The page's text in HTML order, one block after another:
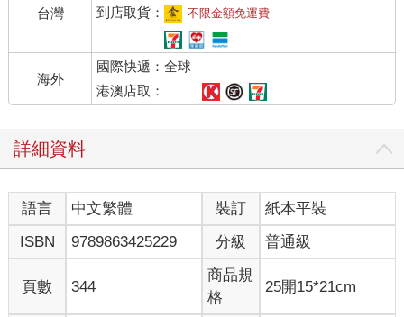
子區隔開來。也透過比較，自然也會跟父母要求比較「好」、比
較「好玩」的玩具，在一群小孩子中，確立自己的身分。無形當
中，把這個玩具當成很重要的一部份，把這個身分當作自己。再
懂事點，自然就會分辨出什麼是父母期待的表現、態度，為了滿
足父母的期望，自然就鎖定一些行為來展現。透過這些種種互動
的分別，我們很小就認識了自己在這個世界的身分，和在家庭中
再進一步，上學後，我們的身分認同就更鞏固、更堅實了。我們
變成了一個班裡的一個同學，一個要表現得比別人好的學生。我
們學會了要努力用功，在老師和其他同學面前要表現出可以得到
認可、贊許的一個樣子。這種身分，是最受大家歡迎的。
那時候，我們也已經懂了，懂得了快樂和不快樂。很自然的，我
們發現在家裡，有些行為會受到周邊人的歡迎或排斥。受到歡
迎，會強化我們的身分，會讓我們更趨向那個樣子。反過來，也
台灣
到店取貨：
不限金額免運費
海外
國際快遞：全球
港澳店取：
詳細資料
語言 中文繁體 裝訂
紙本平裝
ISBN
9789863425229 分級 普通級
頁數 344
商品規
格
25開15*21cm